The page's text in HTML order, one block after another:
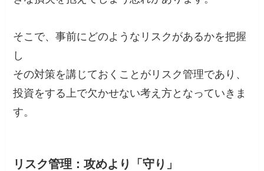
そこで、事前にどのようなリスクがあるかを把握
し
その対策を講じておくことがリスク管理であり、
投資をする上で欠かせない考え方となっていきま
す。
リスク管理：攻めより「守り」